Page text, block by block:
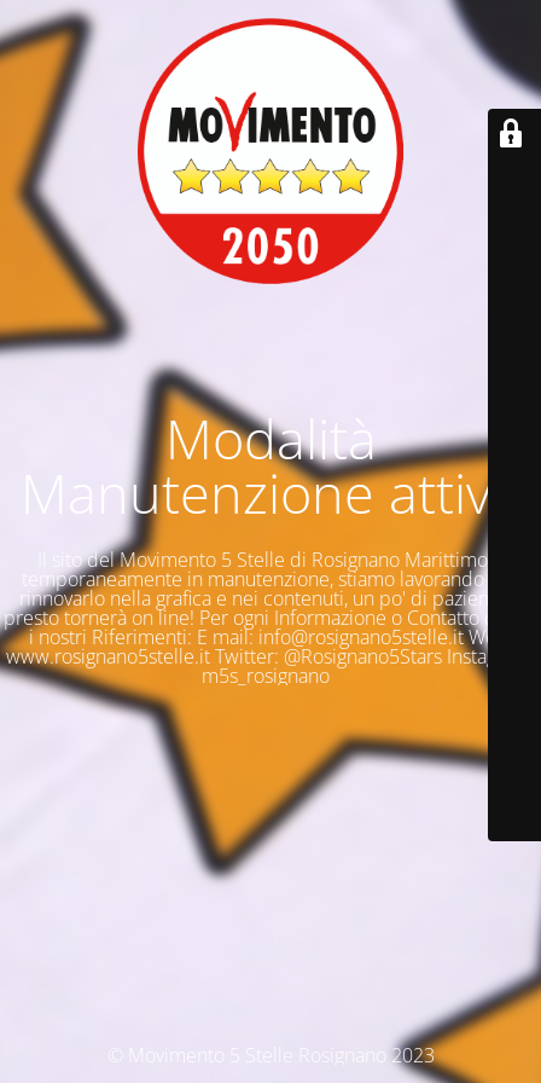
Modalità
Manutenzione attiva
Il sito del Movimento 5 Stelle di Rosignano Marittimo è
temporaneamente in manutenzione, stiamo lavorando per
rinnovarlo nella grafica e nei contenuti, un po' di pazienza e
presto tornerà on line! Per ogni Informazione o Contatto questi
i nostri Riferimenti: E mail: info@rosignano5stelle.it Web:
www.rosignano5stelle.it Twitter: @Rosignano5Stars Instagram:
m5s_rosignano
© Movimento 5 Stelle Rosignano 2023